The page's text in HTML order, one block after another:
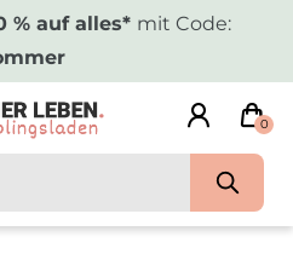
% auf alles* mit Code:
0